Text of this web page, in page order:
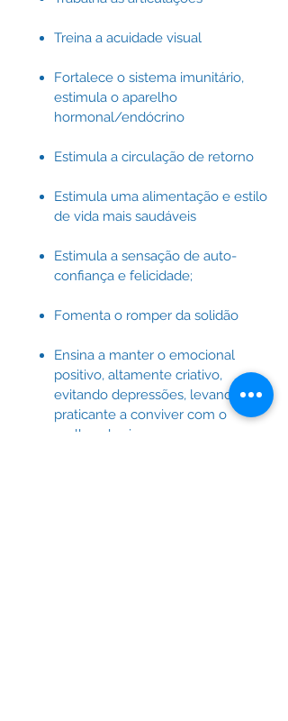
Treina a acuidade visual
Fortalece o sistema imunitário,
estimula o aparelho
hormonal/endócrino
Estimula a circulação de retorno
Estimula uma alimentação e estilo
de vida mais saudáveis
Estimula a sensação de auto-
confiança e felicidade;
Fomenta o romper da solidão
Ensina a manter o emocional
positivo, altamente criativo,
evitando depressões, levando o
praticante a conviver com o
melhor de si